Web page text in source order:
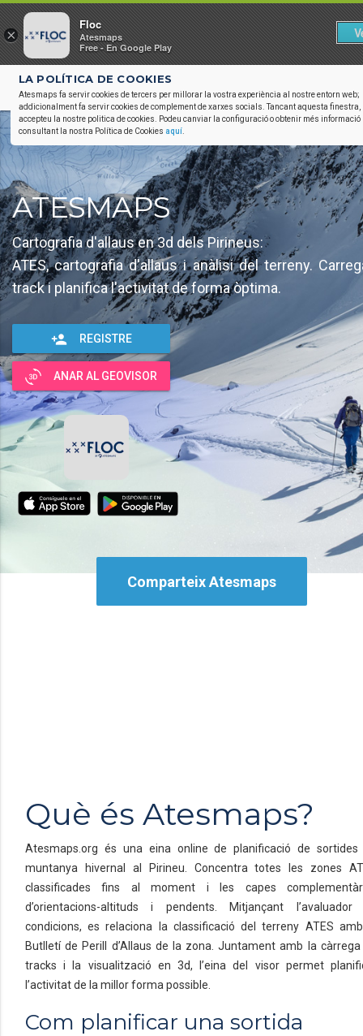
LA POLÍTICA DE COOKIES
Atesmaps fa servir cookies de tercers per millorar la vostra experiència al nostre entorn web;
addicionalment fa servir cookies de complement de xarxes socials. Tancant aquesta finestra,
accepteu la nostre politica de cookies. Podeu canviar la configuració o obtenir més informació
consultant la nostra Política de Cookies aquí.
 3d_rotation
ATESMAPS
Cartografia d'allaus en 3d dels Pirineus:
ATES, cartografia d'allaus i anàlisi del terreny.
track i planifica l'activitat de forma òptima.
person_add REGISTRE
3d_rotation ANAR AL GEOVISOR
Comparteix Atesmaps
Què és Atesmaps?
Atesmaps.org és una eina online de planificació de sortides
muntanya hivernal al Pirineu. Concentra totes les zones
classificades fins al moment i les capes
d’orientacions-altituds i pendents. Mitjançant l’avaluador
condicions, es relaciona la classificació del terreny ATES
Butlletí de Perill d’Allaus de la zona. Juntament amb la
tracks i la visualització en 3d, l’eina del visor permet
l’activitat de la millor forma possible.
Com planificar una sortida
×
Floc
Atesmaps
Free - En Google Play